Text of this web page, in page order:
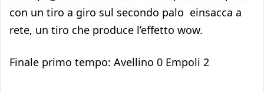
con un tiro a giro sul secondo palo einsacca a
rete, un tiro che produce l’effetto wow.
Finale primo tempo: Avellino 0 Empoli 2